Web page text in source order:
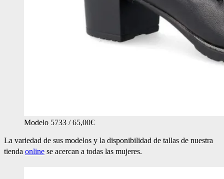
Modelo 5733 / 65,00€
La variedad de sus modelos y la disponibilidad de tallas de nuestra
tienda online se acercan a todas las mujeres.